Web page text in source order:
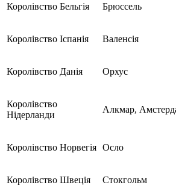
Королівство Бельгія Брюссель
Королівство Іспанія Валенсія
Королівство Данія Орхус
Королівство
Нідерланди
Алкмар,
Королівство Норвегія Осло
Королівство Швеція Стокгольм